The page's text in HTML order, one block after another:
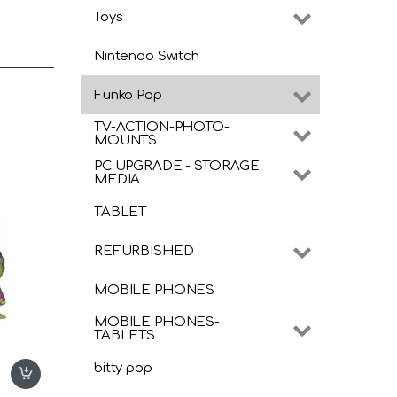
Toys
Nintendo Switch
Funko Pop
TV-ACTION-PHOTO-
MOUNTS
PC UPGRADE - STORAGE
MEDIA
TABLET
REFURBISHED
MOBILE PHONES
MOBILE PHONES-
TABLETS
bitty pop